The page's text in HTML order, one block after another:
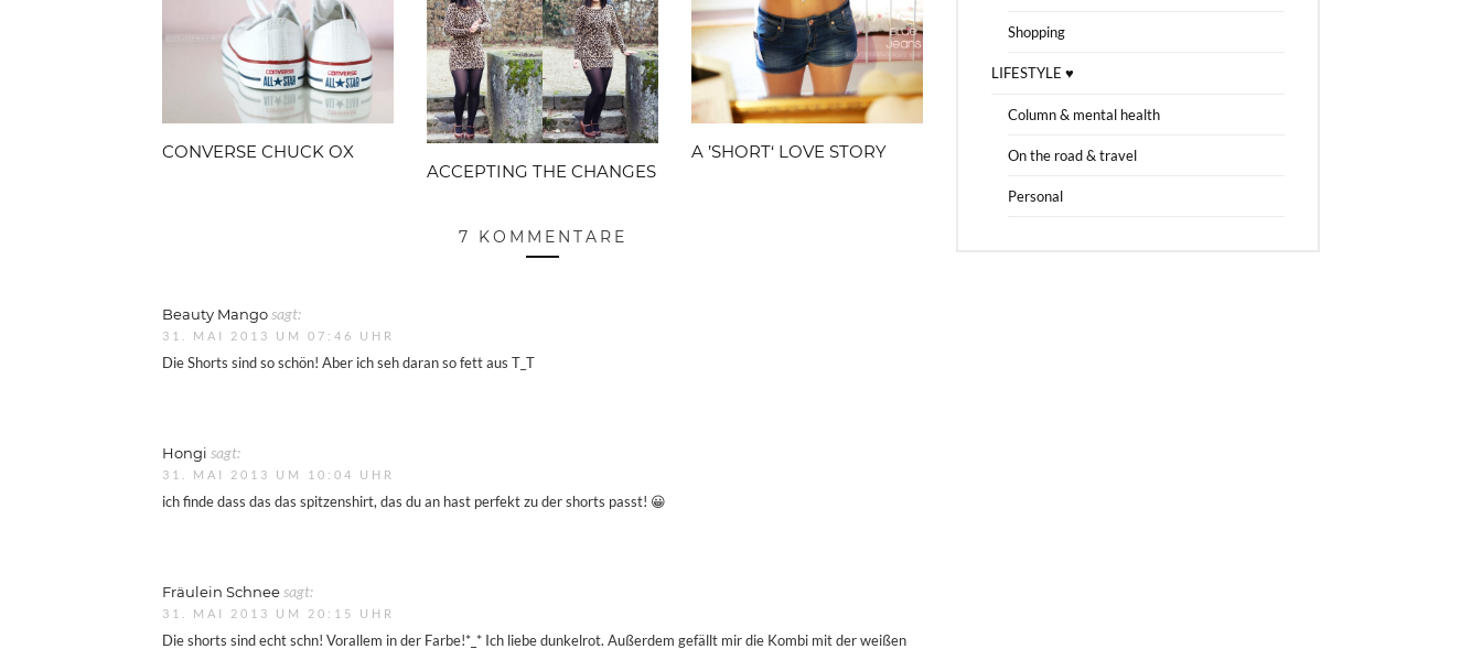
CONVERSE CHUCK OX
ACCEPTING THE CHANGES
A ’SHORT‘ LOVE STORY
7 KOMMENTARE
Beauty Mangosagt:
31. MAI 2013 UM 07:46 UHR
Die Shorts sind so schön! Aber ich seh daran so fett aus T_T
Hongi sagt:
31. MAI 2013 UM 10:04 UHR
ich finde dass das das spitzenshirt, das du an hast perfekt zu der shorts passt! 😀
Fräulein Schneesagt:
31. MAI 2013 UM 20:15 UHR
Die shorts sind echt schn! Vorallem in der Farbe!*_* Ich liebe dunkelrot. Außerdem gefällt mir die Kombi mit der weißen
Shopping
LIFESTYLE ♥
Column & mental health
On the road & travel
Personal